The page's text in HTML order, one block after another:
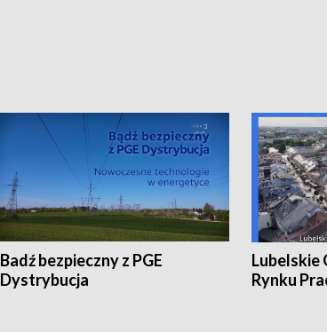
Badź bezpieczny z PGE
Dystrybucja
Lubelskie
Rynku